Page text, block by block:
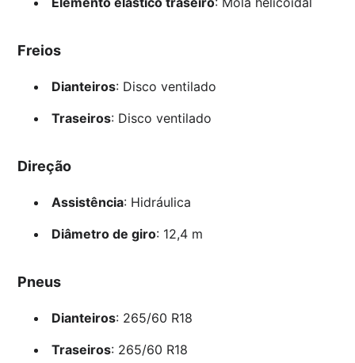
Freios
Dianteiros: Disco ventilado
Traseiros: Disco ventilado
Direção
Assistência: Hidráulica
Diâmetro de giro: 12,4 m
Pneus
Dianteiros: 265/60 R18
Traseiros: 265/60 R18